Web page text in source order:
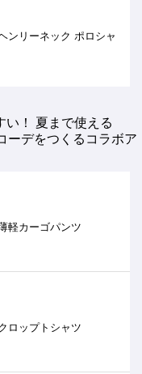
ンリーネック ポロシャ
い！ 夏まで使える
ーデをつくるコラボア
軽カーゴパンツ
ロップトシャツ